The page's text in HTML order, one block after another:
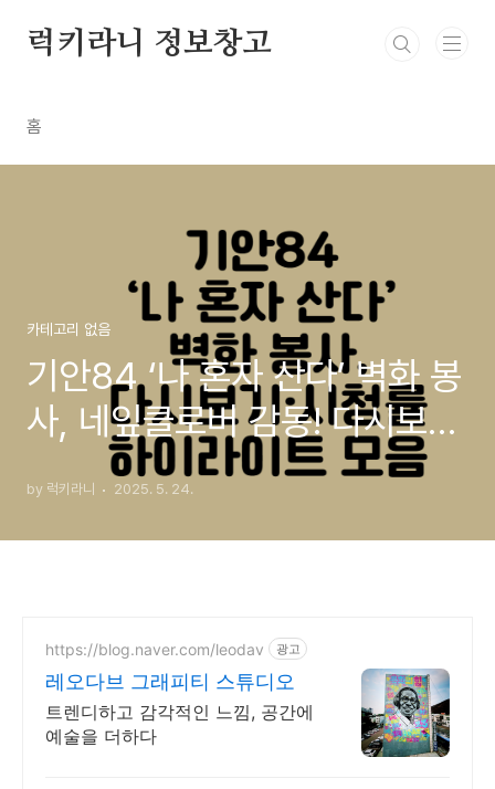
럭키라니 정보창고
홈
카테고리 없음
기안84 ‘나 혼자 산다’ 벽화 봉
사, 네잎클로버 감동! 다시보기·
시청률·하이라이트 모음
by 럭키라니 2025. 5. 24.
https://blog.naver.com/leodav 광고
레오다브 그래피티 스튜디오
트렌디하고 감각적인 느낌, 공간에
예술을 더하다